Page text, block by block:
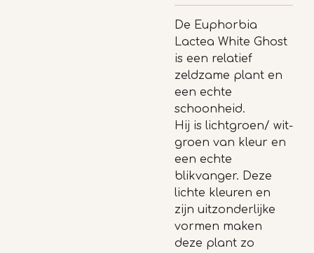
De Euphorbia
Lactea White Ghost
is een relatief
zeldzame plant en
een echte
schoonheid.
Hij is lichtgroen/ wit-
groen van kleur en
een echte
blikvanger. Deze
lichte kleuren en
zijn uitzonderlijke
vormen maken
deze plant zo